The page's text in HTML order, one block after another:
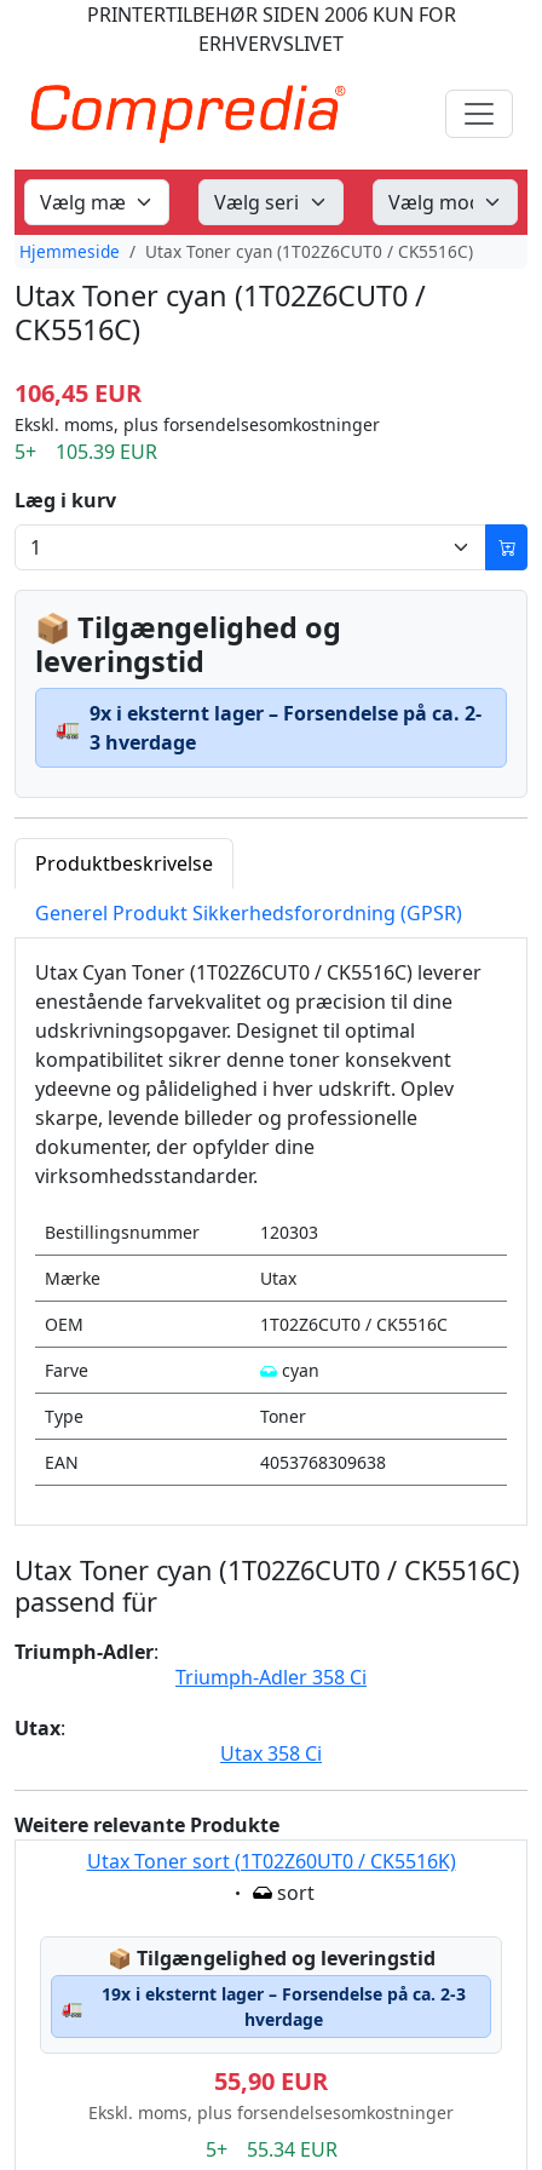
PRINTERTILBEHØRSIDEN 2006KUN FOR
ERHVERVSLIVET
Hjemmeside Utax Toner cyan (1T02Z6CUT0 / CK5516C)
Utax Toner cyan (1T02Z6CUT0 /
CK5516C)
106,45 EUR
Ekskl. moms, plus forsendelsesomkostninger
5+ 105.39 EUR
Læg i kurv
📦 Tilgængelighed og
leveringstid
🚛
9x i eksternt lager – Forsendelse på ca. 2-
3 hverdage
Produktbeskrivelse
Generel Produkt Sikkerhedsforordning (GPSR)
Utax Cyan Toner (1T02Z6CUT0 / CK5516C) leverer
enestående farvekvalitet og præcision til dine
udskrivningsopgaver. Designet til optimal
kompatibilitet sikrer denne toner konsekvent
ydeevne og pålidelighed i hver udskrift. Oplev
skarpe, levende billeder og professionelle
dokumenter, der opfylder dine
virksomhedsstandarder.
Bestillingsnummer
120303
Mærke
Utax
OEM
1T02Z6CUT0 / CK5516C
Farve
cyan
Type
Toner
EAN
4053768309638
Utax Toner cyan (1T02Z6CUT0 / CK5516C)
passend für
Triumph-Adler:
Triumph-Adler 358 Ci
Utax:
Utax 358 Ci
Weitere relevante Produkte
Utax Toner sort (1T02Z60UT0 / CK5516K)
Eigenschaft:
sort
📦 Lagerstatus:
Tilgængelighed og leveringstid
🚛
19x i eksternt lager – Forsendelse på ca. 2-3
hverdage
55,90 EUR
Ekskl. moms, plus forsendelsesomkostninger
5+ 55.34 EUR